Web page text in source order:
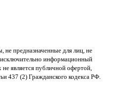
не предназначенные для лиц, не
информационный
является публичной офертой,
437 (2) Гражданского кодекса РФ.